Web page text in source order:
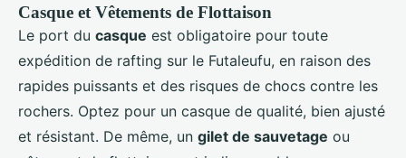
Casque et Vêtements de Flottaison
Le port du casque est obligatoire pour toute
expédition de rafting sur le Futaleufu, en raison des
rapides puissants et des risques de chocs contre les
rochers. Optez pour un casque de qualité, bien ajusté
et résistant. De même, un gilet de sauvetage ou